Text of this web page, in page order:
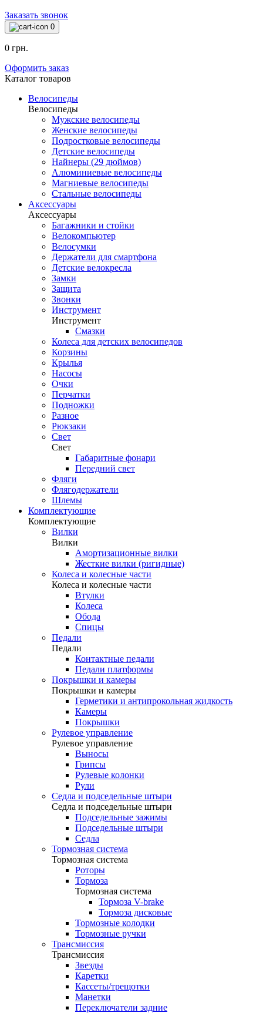
Заказать звонок
0
0 грн.
Оформить заказ
Каталог товаров
Велосипеды
Велосипеды
Мужские велосипеды
Женские велосипеды
Подростковые велосипеды
Детские велосипеды
Найнеры (29 дюймов)
Алюминиевые велосипеды
Магниевые велосипеды
Стальные велосипеды
Аксессуары
Аксессуары
Багажники и стойки
Велокомпьютер
Велосумки
Держатели для смартфона
Детские велокресла
Замки
Защита
Звонки
Инструмент
Инструмент
Смазки
Колеса для детских велосипедов
Корзины
Крылья
Насосы
Очки
Перчатки
Подножки
Разное
Рюкзаки
Свет
Свет
Габаритные фонари
Передний свет
Фляги
Флягодержатели
Шлемы
Комплектующие
Комплектующие
Вилки
Вилки
Амортизационные вилки
Жесткие вилки (ригидные)
Колеса и колесные части
Колеса и колесные части
Втулки
Колеса
Обода
Спицы
Педали
Педали
Контактные педали
Педали платформы
Покрышки и камеры
Покрышки и камеры
Герметики и антипрокольная жидкость
Камеры
Покрышки
Рулевое управление
Рулевое управление
Выносы
Грипсы
Рулевые колонки
Рули
Седла и подседельные штыри
Седла и подседельные штыри
Подседельные зажимы
Подседельные штыри
Седла
Тормозная система
Тормозная система
Роторы
Тормоза
Тормозная система
Тормоза V-brake
Тормоза дисковые
Тормозные колодки
Тормозные ручки
Трансмиссия
Трансмиссия
Звезды
Каретки
Кассеты/трещотки
Манетки
Переключатели задние